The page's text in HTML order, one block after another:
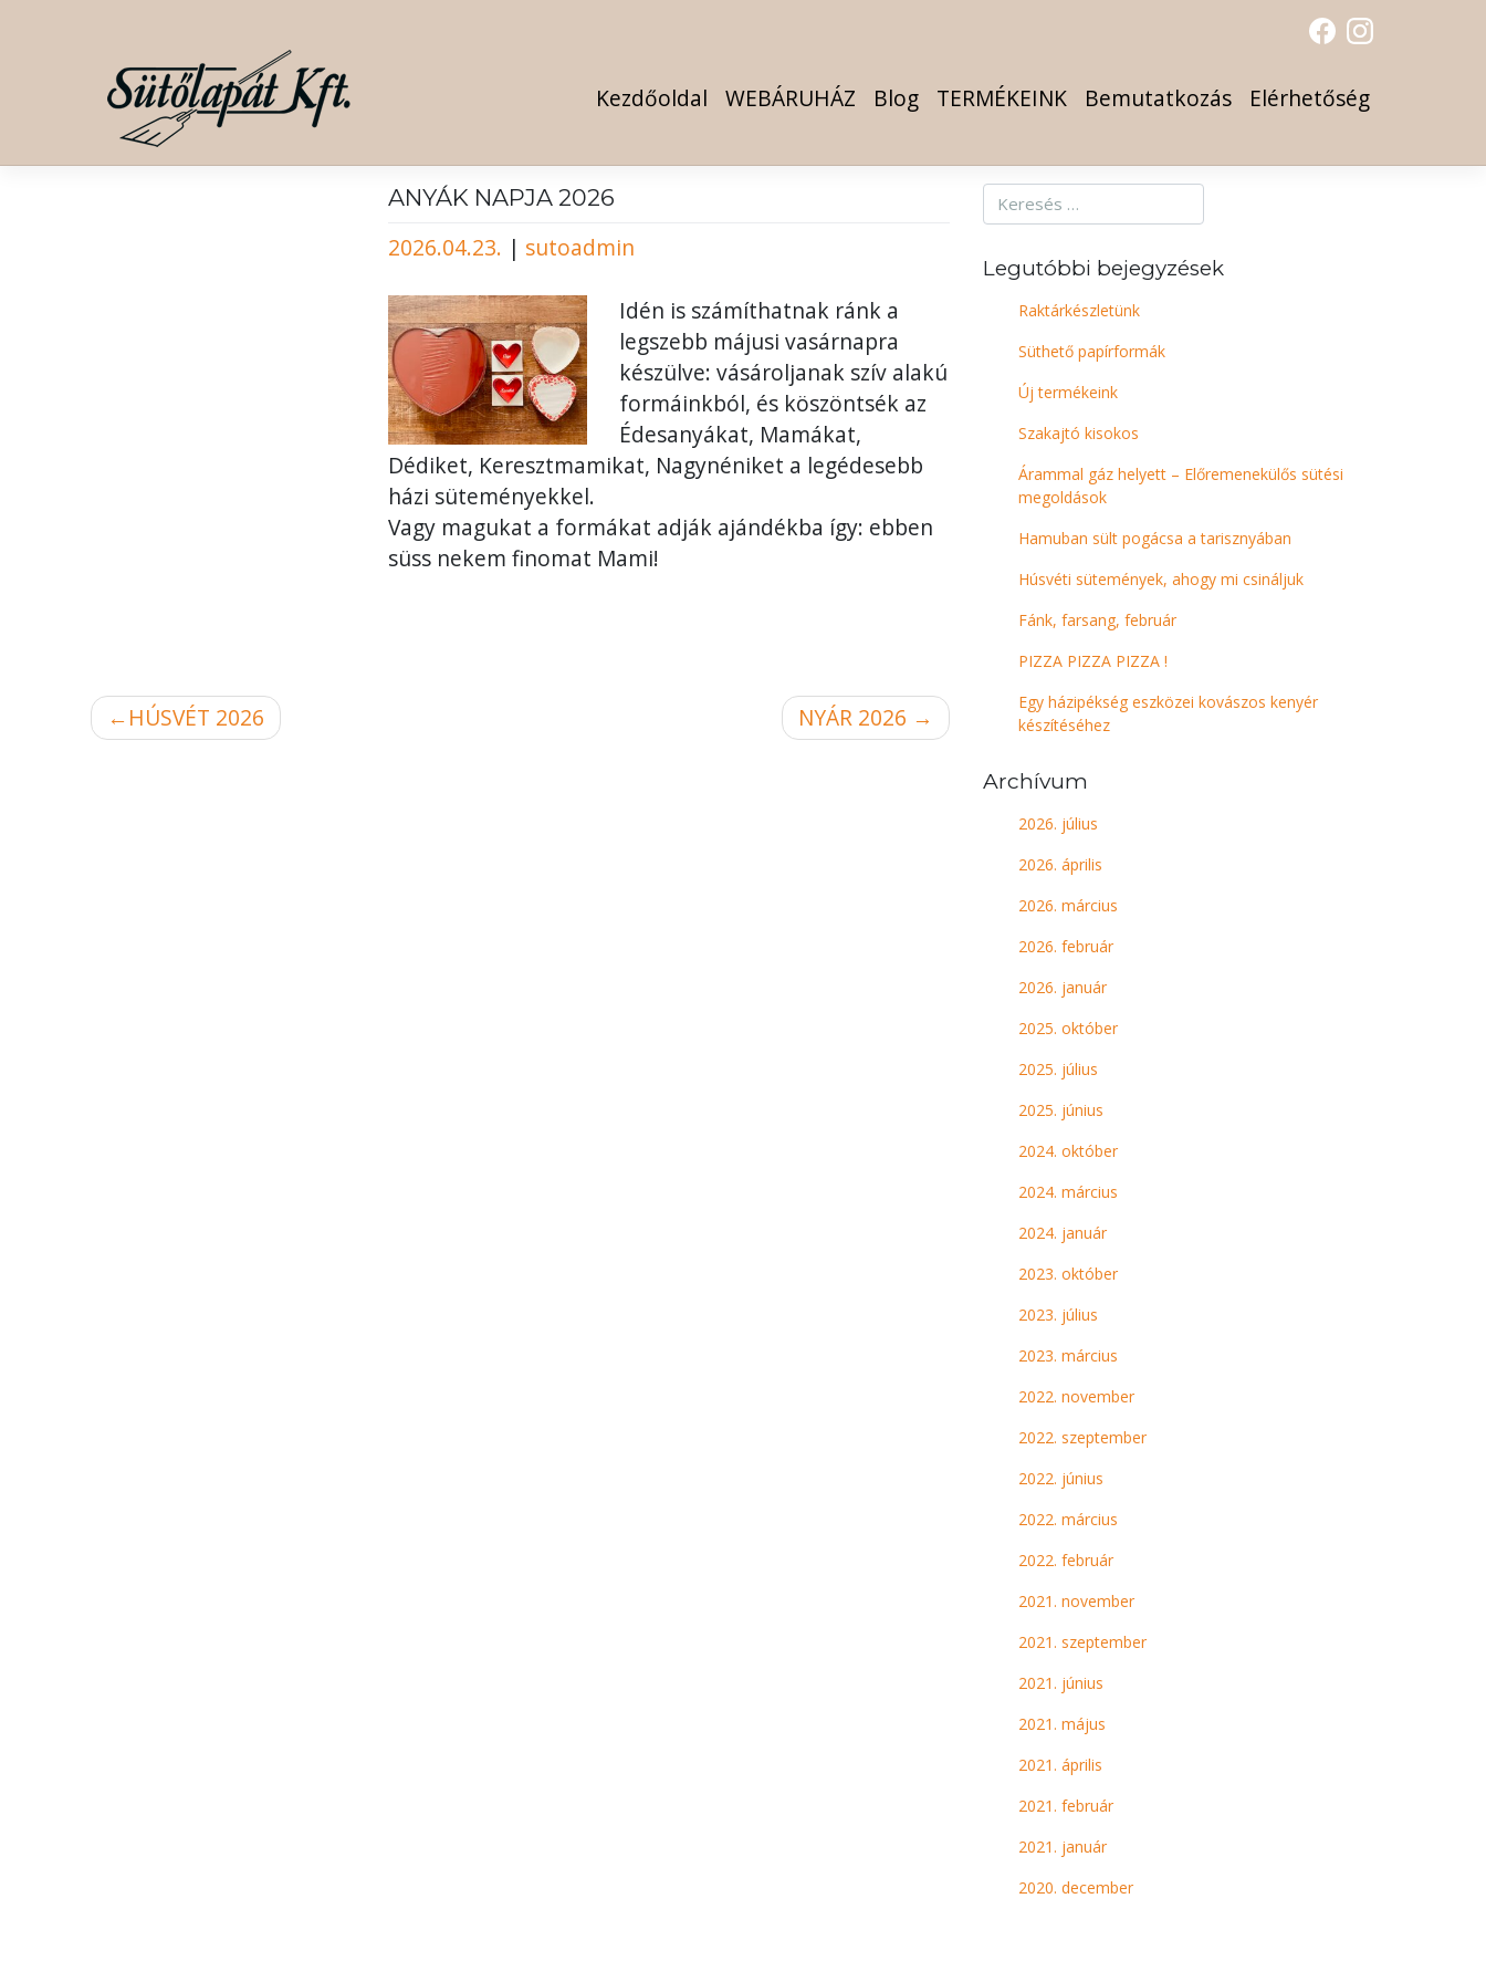
Kezdőoldal WEBÁRUHÁZ Blog TERMÉKEINK Bemutatkozás Elérhetőség
ANYÁK NAPJA 2026
2026.04.23. | sutoadmin
Idén is számíthatnak ránk a
legszebb májusi vasárnapra
készülve: vásároljanak szív alakú
formáinkból, és köszöntsék az
Édesanyákat, Mamákat,
Dédiket, Keresztmamikat, Nagynéniket a legédesebb
házi süteményekkel.
Vagy magukat a formákat adják ajándékba így: ebben
süss nekem finomat Mami!
Bejegyzés
HÚSVÉT 2026 NYÁR 2026
Legutóbbi bejegyzések
Raktárkészletünk
Süthető papírformák
Új termékeink
Szakajtó kisokos
Árammal gáz helyett – Előremenekülős sütési
megoldások
Hamuban sült pogácsa a tarisznyában
Húsvéti sütemények, ahogy mi csináljuk
Fánk, farsang, február
PIZZA PIZZA PIZZA !
Egy házipékség eszközei kovászos kenyér
készítéséhez
Archívum
2026. július
2026. április
2026. március
2026. február
2026. január
2025. október
2025. július
2025. június
2024. október
2024. március
2024. január
2023. október
2023. július
2023. március
2022. november
2022. szeptember
2022. június
2022. március
2022. február
2021. november
2021. szeptember
2021. június
2021. május
2021. április
2021. február
2021. január
2020. december